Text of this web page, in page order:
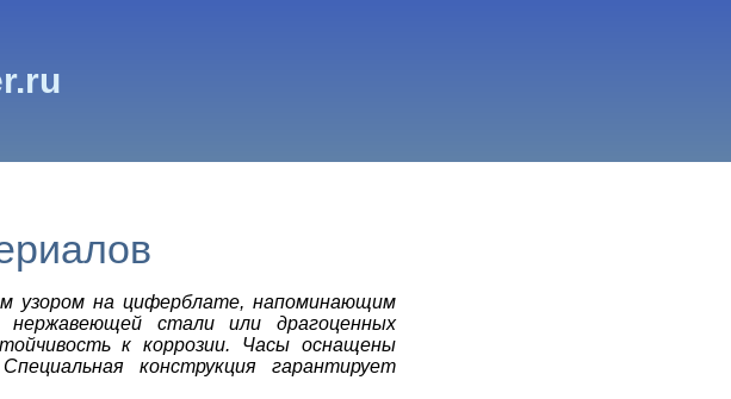
узором на циферблате, напоминающим
нержавеющей стали или драгоценных
к коррозии. Часы оснащены
конструкция гарантирует